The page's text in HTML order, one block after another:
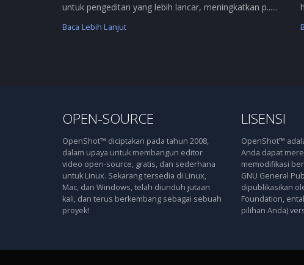
untuk pengeditan yang lebih lancar, meningkatkan p......
Baca Lebih Lanjut
OPEN-SOURCE
OpenShot™ diciptakan pada tahun 2008,
dalam upaya untuk membangun editor
video open-source, gratis, dan sederhana
untuk Linux. Sekarang tersedia di Linux,
Mac, dan Windows, telah diunduh jutaan
kali, dan terus berkembang sebagai sebuah
proyek!
LISENSI
OpenShot™
Anda dapat
memodifikasi
GNU General
dipublikasikan
Foundation,
pilihan Anda)